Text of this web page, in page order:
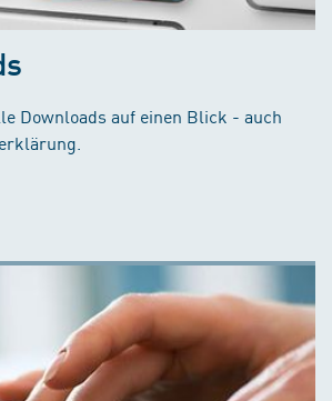
Downloads auf einen Blick - auch